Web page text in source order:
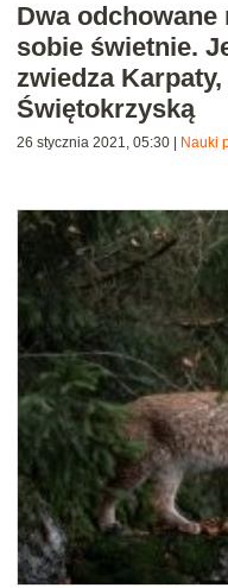
Dwa odchowane
sobie świetnie.
zwiedza
Świętokrzyską
26 stycznia 2021, 05:30 Nauki